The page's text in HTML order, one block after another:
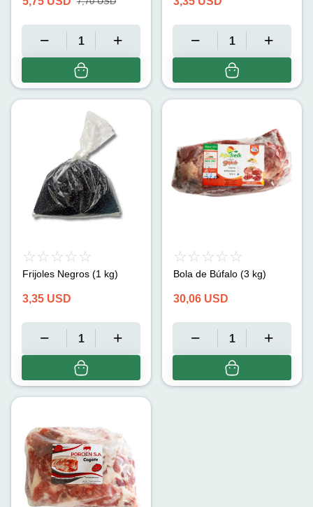
Frijoles Negros (1 kg)
3,35 USD
Bola de Búfalo (3 kg)
30,06 USD